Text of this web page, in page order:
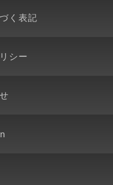
く表記
シー